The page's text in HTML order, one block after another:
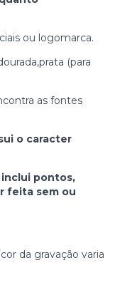
ou logomarca.
(para
as fontes
o caracter
pontos,
feita sem ou
da gravação varia